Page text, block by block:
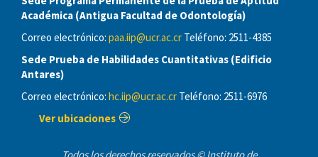
Académica (Antigua Facultad de Odontología)
Correo electrónico: paa.iip@ucr.ac.cr Teléfono: 2511-4385
Sede Prueba de Habilidades Cuantitativas (Edificio
Antares)
Correo electrónico: hc.iip@ucr.ac.cr Teléfono: 2511-6976
Ver ubicaciones